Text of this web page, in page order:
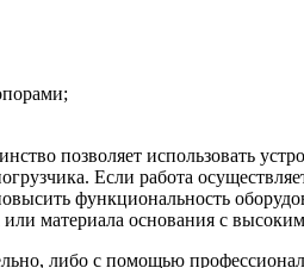
позволяет использовать
Если работа
функциональность
материала основания с
либо с помощью